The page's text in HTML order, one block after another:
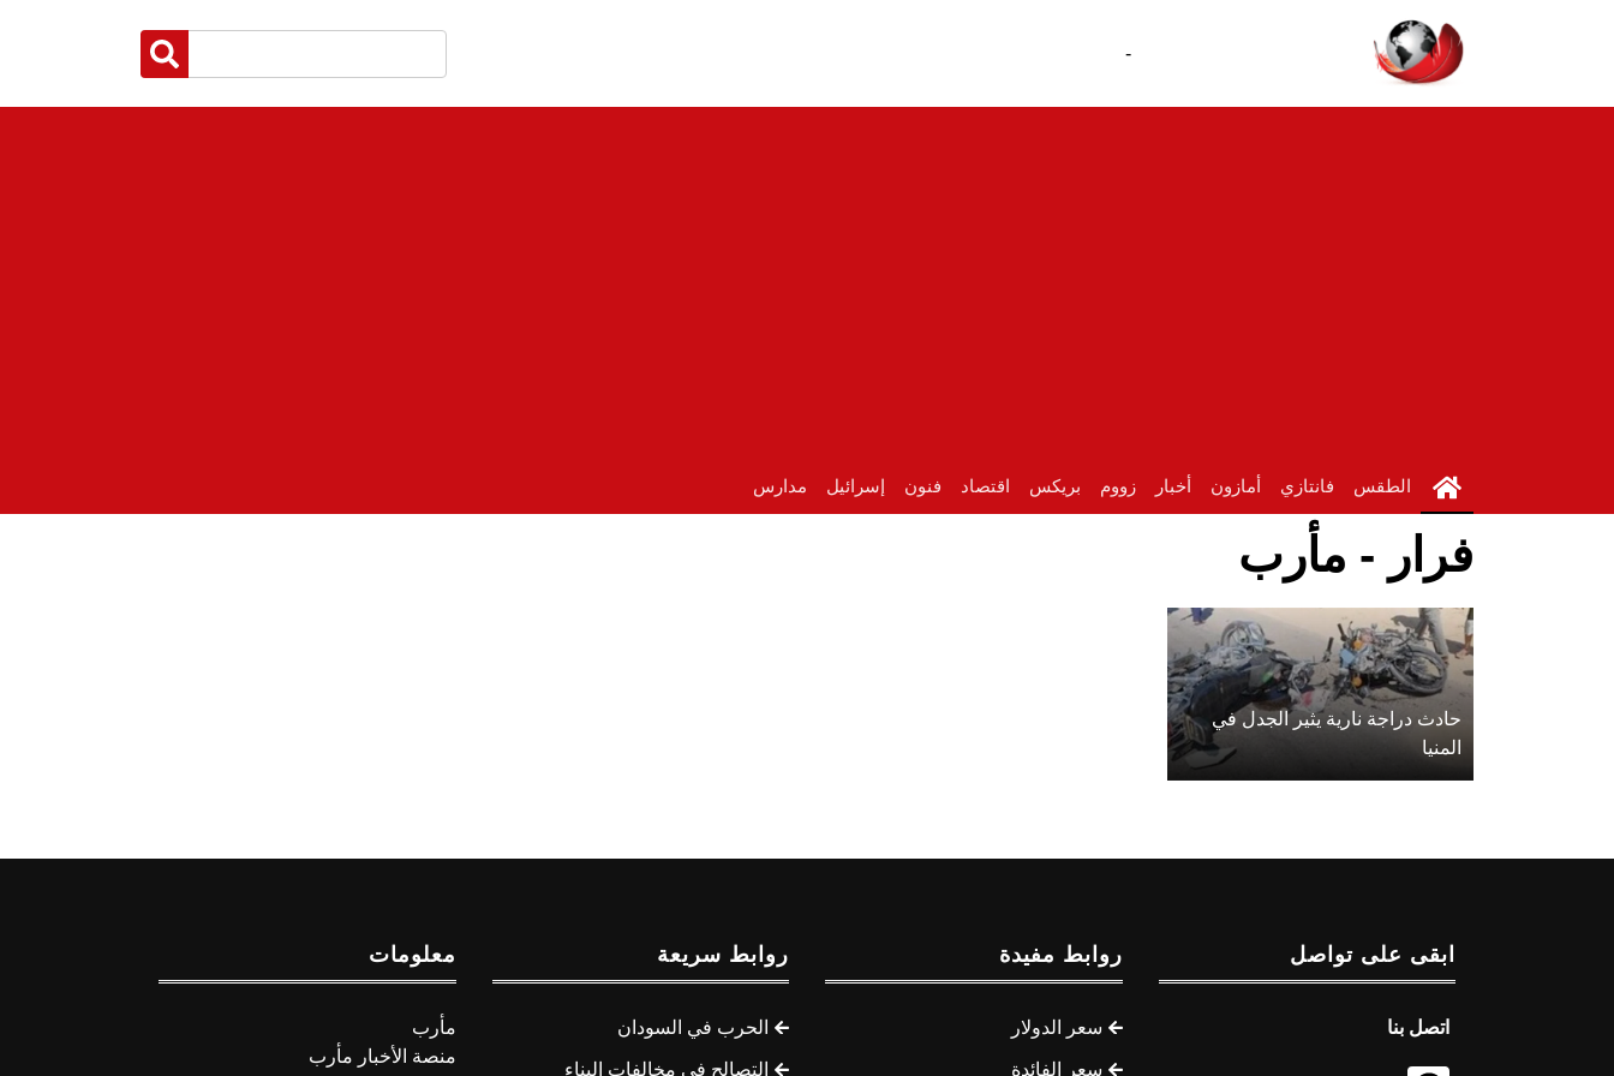
-
الطقس فانتازي أمازون أخبار زووم بريكس اقتصاد فنون إسرائيل مدارس
فرار - مأرب
حادث دراجة نارية يثير الجدل في
المنيا
ابقى على تواصل
اتصل بنا
روابط مفيدة
سعر الدولار
سعر الفائدة
روابط سريعة
الحرب في السودان
التصالح في مخالفات البناء
معلومات
مأرب
منصة الأخبار مأرب